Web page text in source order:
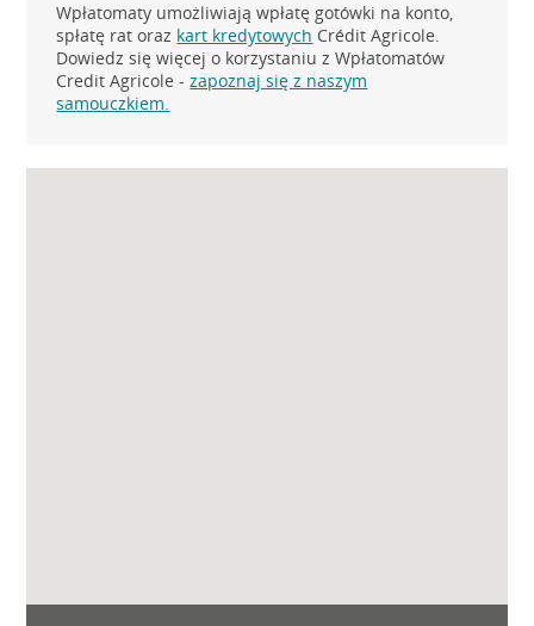
Wpłatomaty umożliwiają wpłatę gotówki na konto,
spłatę rat oraz kart kredytowych Crédit Agricole.
Dowiedz się więcej o korzystaniu z Wpłatomatów
Credit Agricole -zapoznaj się z naszym
samouczkiem.